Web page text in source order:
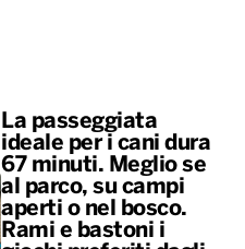
La passeggiata
ideale per i cani dura
67 minuti. Meglio se
al parco, su campi
aperti o nel bosco.
Rami e bastoni i